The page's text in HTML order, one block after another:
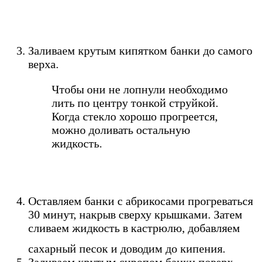
Заливаем крутым кипятком банки до самого
верха.
Чтобы они не лопнули необходимо
лить по центру тонкой струйкой.
Когда стекло хорошо прогреется,
можно доливать остальную
жидкость.
Оставляем банки с абрикосами прогреваться
30 минут, накрыв сверху крышками. Затем
сливаем жидкость в кастрюлю, добавляем
сахарный песок и доводим до кипения.